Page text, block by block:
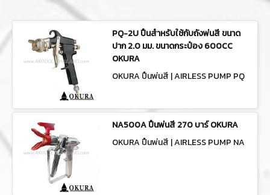
PQ-2U ปืนสำหรับใช้กับถังพ่นสี ขนาด
ปาก 2.0 มม. ขนาดกระป๋อง 600CC
OKURA
OKURA ปืนพ่นสี | AIRLESS PUMP PQ
NA500A ปืนพ่นสี 270 บาร์ OKURA
OKURA ปืนพ่นสี | AIRLESS PUMP NA